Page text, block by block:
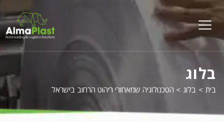
menu
opener
בלוג
בית > בלוג > הטכנולוגיה שמאחורי ריהוט הרחוב בישראל